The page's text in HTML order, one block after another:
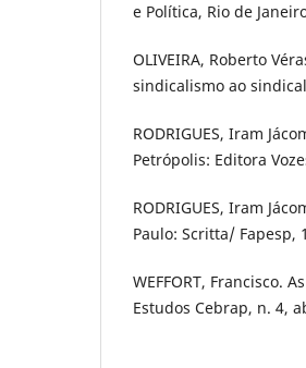
e Política, Rio de
OLIVEIRA, Roberto
sindicalismo ao
RODRIGUES, Iram
Petrópolis: Editora
RODRIGUES, Iram
Paulo: Scritta/ Fapesp,
WEFFORT, Francisco.
Estudos Cebrap, n. 4,